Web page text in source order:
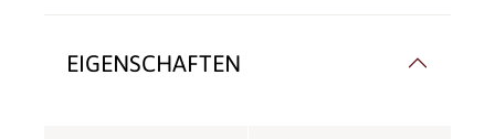
EIGENSCHAFTEN